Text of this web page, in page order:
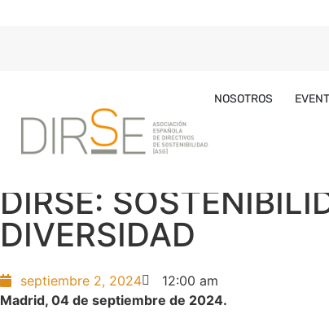
NOSOTROS
DIRSE:
DIVERSIDAD
septiembre 2, 2024
12:00 am
Madrid, 04 de septiembre de 2024.